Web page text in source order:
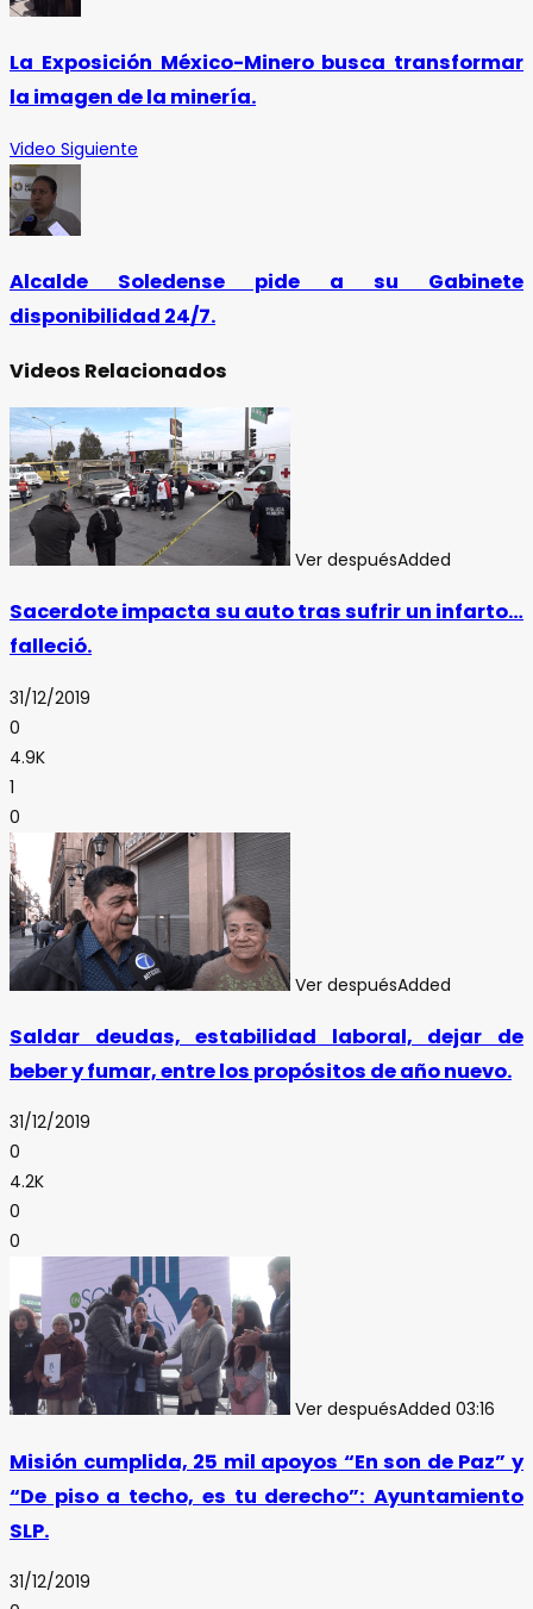
La Exposición México-Minero busca transformar
la imagen de la minería.
Video Siguiente
Alcalde Soledense pide a su Gabinete
disponibilidad 24/7.
Videos Relacionados
Ver despuésAdded
Sacerdote impacta su auto tras sufrir un infarto…
falleció.
31/12/2019
0
4.9K
1
0
Ver despuésAdded
Saldar deudas, estabilidad laboral, dejar de
beber y fumar, entre los propósitos de año nuevo.
31/12/2019
0
4.2K
0
0
Ver despuésAdded 03:16
Misión cumplida, 25 mil apoyos “En son de Paz” y
“De piso a techo, es tu derecho”: Ayuntamiento
SLP.
31/12/2019